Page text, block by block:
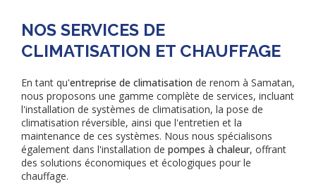
NOS SERVICES DE
CLIMATISATION ET CHAUFFAGE
En tant qu'entreprise de climatisation de renom à Samatan,
nous proposons une gamme complète de services, incluant
l'installation de systèmes de climatisation, la pose de
climatisation réversible, ainsi que l'entretien et la
maintenance de ces systèmes. Nous nous spécialisons
également dans l'installation de pompes à chaleur, offrant
des solutions économiques et écologiques pour le
chauffage.